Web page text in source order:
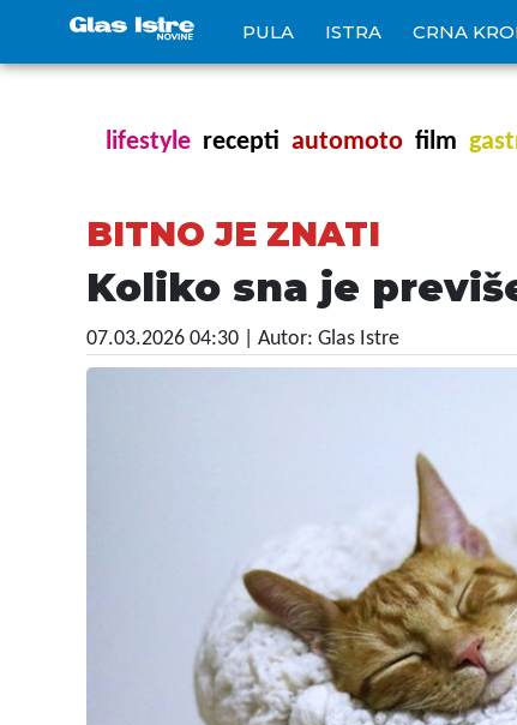
PULA ISTRA CRNA
lifestyle recepti automoto film
BITNO JE ZNATI
Koliko sna je
07.03.2026 04:30 | Autor: Glas Istre